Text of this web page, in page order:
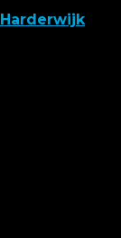
Harderwijk